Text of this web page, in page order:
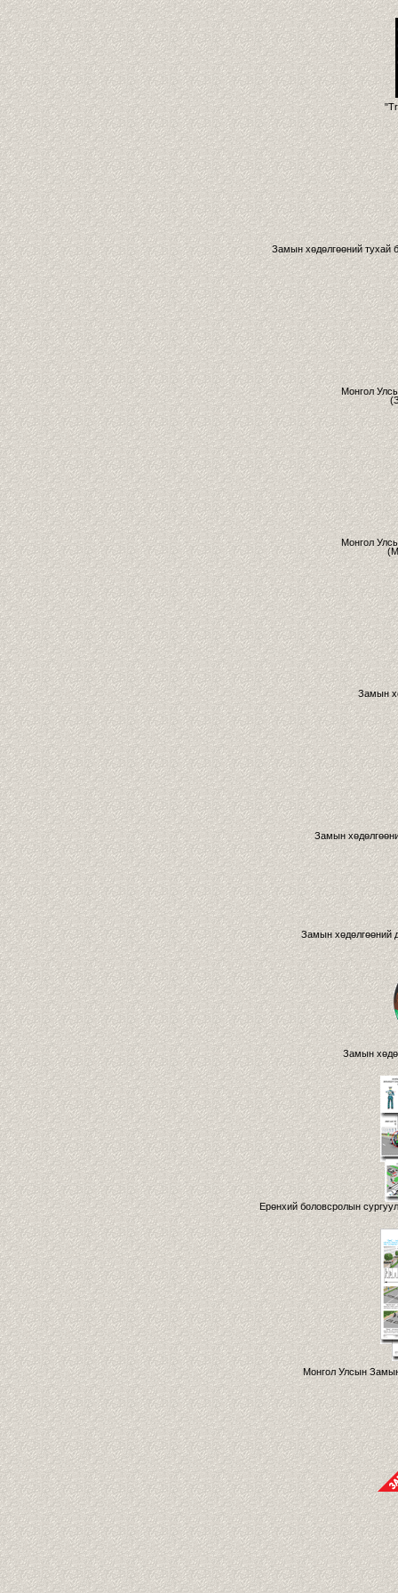
Замын хөдөлгөөний тухай
Монгол
Монгол
Замын
Замын
Замын хөдөлгөөний
Замын
Ерөнхий боловсролын
Монгол Улсын